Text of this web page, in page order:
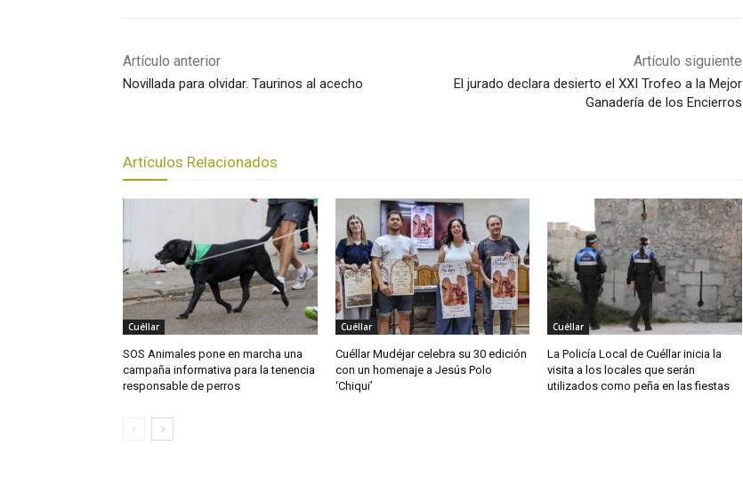
Artículo anterior
Novillada para olvidar. Taurinos al acecho
Artículo siguiente
El jurado declara desierto el XXI Trofeo a la Mejor
Ganadería de los Encierros
Artículos Relacionados
Cuéllar
SOS Animales pone en marcha una
campaña informativa para la tenencia
responsable de perros
Cuéllar
Cuéllar Mudéjar celebra su 30 edición
con un homenaje a Jesús Polo
‘Chiqui’
Cuéllar
La Policía Local de Cuéllar inicia la
visita a los locales que serán
utilizados como peña en las fiestas